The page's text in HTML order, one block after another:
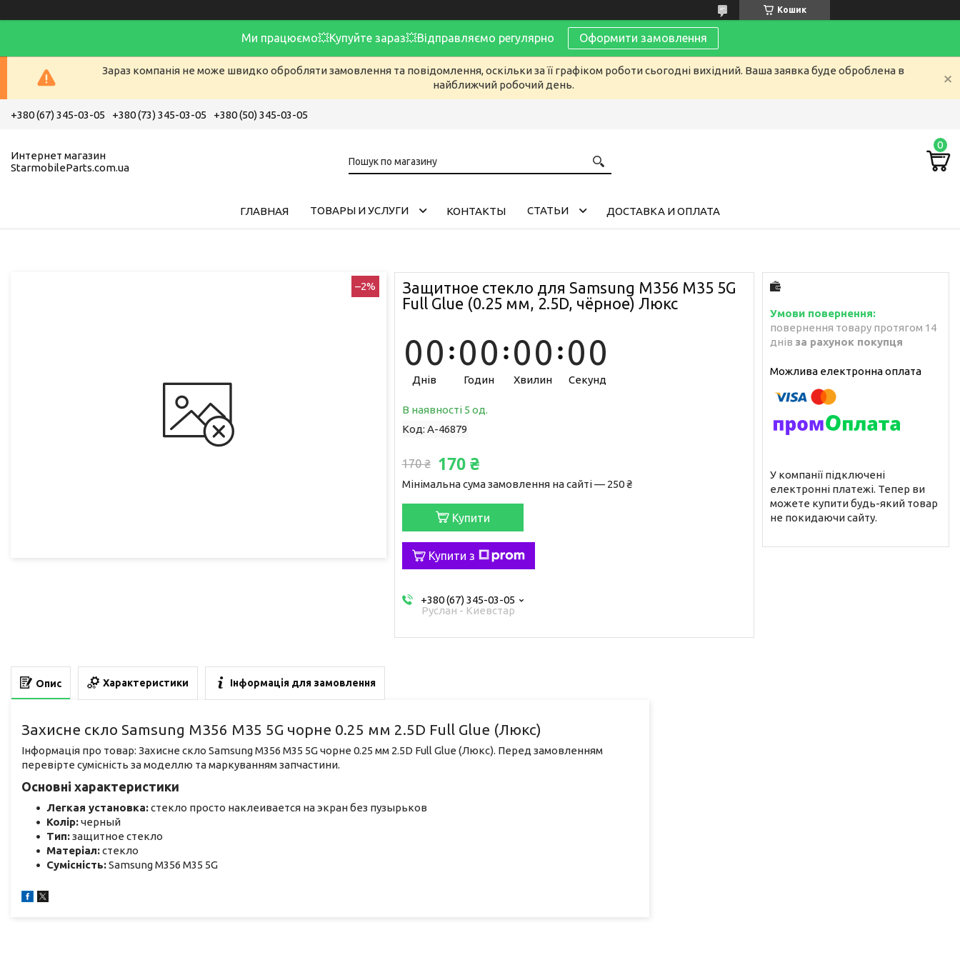
Кошик
Ми працюємо💥Купуйте зараз💥Відправляємо регулярно Оформити замовлення
Зараз компанія не може швидко обробляти замовлення та повідомлення, оскільки за її графіком роботи сьогодні вихідний. Ваша заявка буде оброблена в
найближчий робочий день.
+380 (67) 345-03-05 +380 (73) 345-03-05 +380 (50) 345-03-05
Интернет магазин
StarmobileParts.com.ua
ГЛАВНАЯ ТОВАРЫ И УСЛУГИ КОНТАКТЫ CТАТЬИ ДОСТАВКА И ОПЛАТА
–2%
Защитное стекло для Samsung M356 M35 5G
Full Glue (0.25 мм, 2.5D, чёрное) Люкс
00
Днів
00
Годин
00
Хвилин
00
Секунд
В наявності 5 од.
Код: A-46879
170 ₴ 170 ₴
Мінімальна сума замовлення на сайті — 250 ₴
Купити
Купити з
+380 (67) 345-03-05
Руслан - Киевстар
повернення товару протягом 14
днів за рахунок покупця
У компанії підключені
електронні платежі. Тепер ви
можете купити будь-який товар
не покидаючи сайту.
Опис Характеристики Інформація для замовлення
Захисне скло Samsung M356 M35 5G чорне 0.25 мм 2.5D Full Glue (Люкс)
Інформація про товар: Захисне скло Samsung M356 M35 5G чорне 0.25 мм 2.5D Full Glue (Люкс). Перед замовленням
перевірте сумісність за моделлю та маркуванням запчастини.
Основні характеристики
Легкая установка:стекло просто наклеивается на экран без пузырьков
Колір:черный
Тип:защитное стекло
Матеріал:стекло
Сумісність:Samsung M356 M35 5G